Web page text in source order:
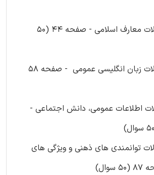
سوالات معارف اسلامی - صفحه 44 (50
سوالات زبان انگلیسی عمومی - صفحه 58
اطلاعات عمومی، دانش اجتماعی -
توانمندی های ذهنی و ویژگی های